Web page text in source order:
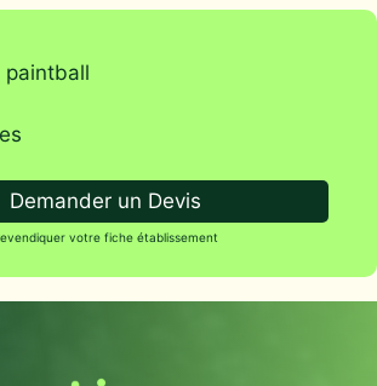
paintball
Demander un Devis
votre fiche établissement